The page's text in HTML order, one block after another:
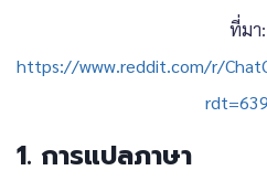
ที่มา:
https://www.reddit.com/r/
1. การแปลภาษา